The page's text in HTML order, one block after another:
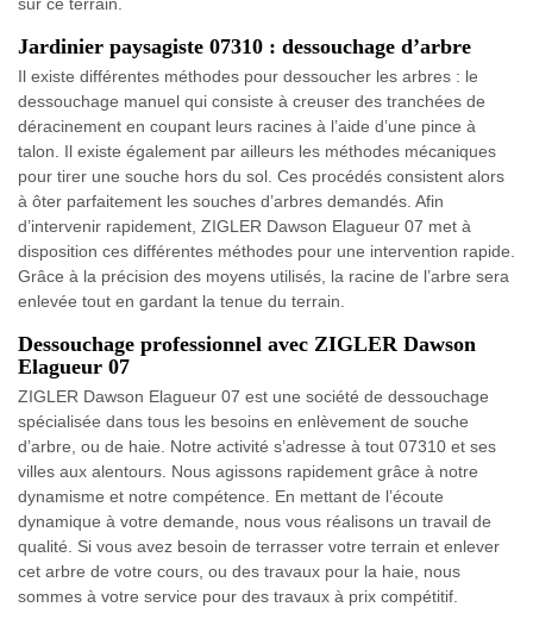
sur ce terrain.
Jardinier paysagiste 07310 : dessouchage d’arbre
Il existe différentes méthodes pour dessoucher les arbres : le
dessouchage manuel qui consiste à creuser des tranchées de
déracinement en coupant leurs racines à l’aide d’une pince à
talon. Il existe également par ailleurs les méthodes mécaniques
pour tirer une souche hors du sol. Ces procédés consistent alors
à ôter parfaitement les souches d’arbres demandés. Afin
d’intervenir rapidement, ZIGLER Dawson Elagueur 07 met à
disposition ces différentes méthodes pour une intervention rapide.
Grâce à la précision des moyens utilisés, la racine de l’arbre sera
enlevée tout en gardant la tenue du terrain.
Dessouchage professionnel avec ZIGLER Dawson
Elagueur 07
ZIGLER Dawson Elagueur 07 est une société de dessouchage
spécialisée dans tous les besoins en enlèvement de souche
d’arbre, ou de haie. Notre activité s’adresse à tout 07310 et ses
villes aux alentours. Nous agissons rapidement grâce à notre
dynamisme et notre compétence. En mettant de l’écoute
dynamique à votre demande, nous vous réalisons un travail de
qualité. Si vous avez besoin de terrasser votre terrain et enlever
cet arbre de votre cours, ou des travaux pour la haie, nous
sommes à votre service pour des travaux à prix compétitif.